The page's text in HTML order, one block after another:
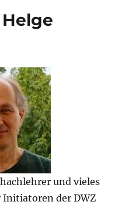
und vieles
Initiatoren der DWZ